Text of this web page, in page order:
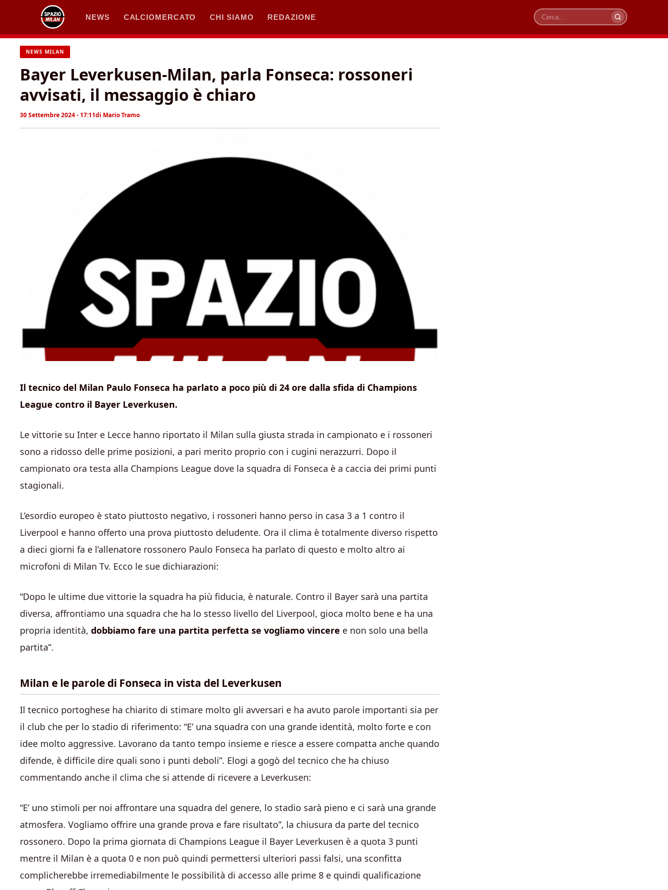
contenuto
NEWS CALCIOMERCATO CHI SIAMO REDAZIONE
Cerca
NEWS MILAN
Bayer Leverkusen-Milan, parla Fonseca: rossoneri
avvisati, il messaggio è chiaro
30 Settembre 2024 - 17:11di Mario Tramo
Il tecnico del Milan Paulo Fonseca ha parlato a poco più di 24 ore dalla sfida di Champions
League contro il Bayer Leverkusen.
Le vittorie su Inter e Lecce hanno riportato il Milan sulla giusta strada in campionato e i rossoneri
sono a ridosso delle prime posizioni, a pari merito proprio con i cugini nerazzurri. Dopo il
campionato ora testa alla Champions League dove la squadra di Fonseca è a caccia dei primi punti
stagionali.
L’esordio europeo è stato piuttosto negativo, i rossoneri hanno perso in casa 3 a 1 contro il
Liverpool e hanno offerto una prova piuttosto deludente. Ora il clima è totalmente diverso rispetto
a dieci giorni fa e l’allenatore rossonero Paulo Fonseca ha parlato di questo e molto altro ai
microfoni di Milan Tv. Ecco le sue dichiarazioni:
“Dopo le ultime due vittorie la squadra ha più fiducia, è naturale. Contro il Bayer sarà una partita
diversa, affrontiamo una squadra che ha lo stesso livello del Liverpool, gioca molto bene e ha una
propria identità, dobbiamo fare una partita perfetta se vogliamo vincere e non solo una bella
partita”.
Milan e le parole di Fonseca in vista del Leverkusen
Il tecnico portoghese ha chiarito di stimare molto gli avversari e ha avuto parole importanti sia per
il club che per lo stadio di riferimento: “E’ una squadra con una grande identità, molto forte e con
idee molto aggressive. Lavorano da tanto tempo insieme e riesce a essere compatta anche quando
difende, è difficile dire quali sono i punti deboli”. Elogi a gogò del tecnico che ha chiuso
commentando anche il clima che si attende di ricevere a Leverkusen:
“E’ uno stimoli per noi affrontare una squadra del genere, lo stadio sarà pieno e ci sarà una grande
atmosfera. Vogliamo offrire una grande prova e fare risultato”, la chiusura da parte del tecnico
rossonero. Dopo la prima giornata di Champions League il Bayer Leverkusen è a quota 3 punti
mentre il Milan è a quota 0 e non può quindi permettersi ulteriori passi falsi, una sconfitta
complicherebbe irremediabilmente le possibilità di accesso alle prime 8 e quindi qualificazione